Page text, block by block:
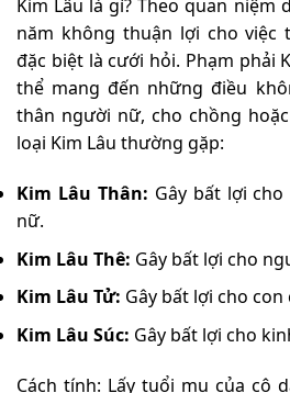
Kim Lâu là gì? Theo quan niệm
năm không thuận lợi cho việc
đặc biệt là cưới hỏi. Phạm phải
thể mang đến những điều
thân người nữ, cho chồng
loại Kim Lâu thường gặp:
Kim Lâu Thân: Gây bất lợi
nữ.
Kim Lâu Thê: Gây bất lợi cho
Kim Lâu Tử: Gây bất lợi cho con
Kim Lâu Súc: Gây bất lợi cho
Cách tính: Lấy tuổi mụ của cô